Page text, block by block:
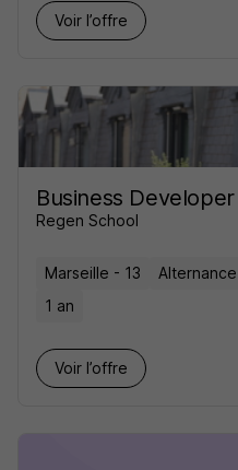
Voir l’offre
Business
Regen School
Marseille - 13 Alternance
1 an
Voir l’offre